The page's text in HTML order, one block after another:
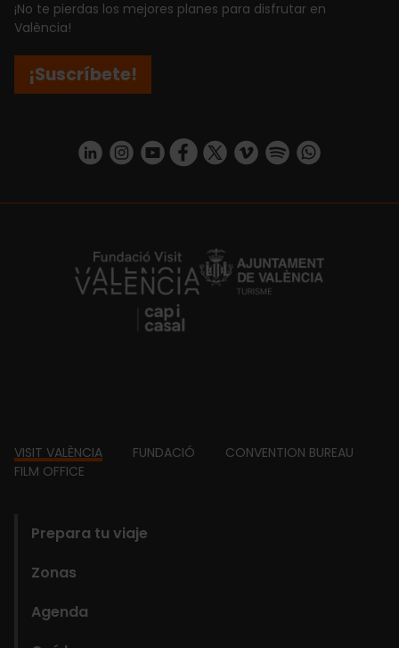
¡No te pierdas los mejores planes para disfrutar en
València!
¡Suscríbete!
https://www.linkedin.com/company/turismo-valencia/mycompany/
https://www.instagram.com/visit_valencia/
https://www.youtube.com/user/
https://www.facebook.com/
https://twitter.com/
https://vimeo.com/
https://https://api.whatsapp.com/
https://fundacion.visitvalencia.com/
Footer
VISIT VALÈNCIA FUNDACIÓ
CONVENTION BUREAU
FILM OFFICE
Prepara tu viaje
Zonas
Agenda